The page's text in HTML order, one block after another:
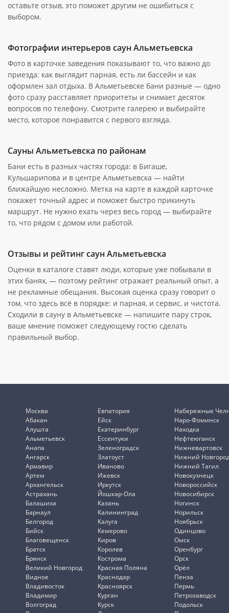
оставьте отзыв, это поможет другим не ошибиться с
выбором.
Фотографии интерьеров саун Альметьевска
Фото в карточке заведения показывают то, что важно до
приезда: как выглядит парная, есть ли бассейн и как
оформлен зал отдыха. В Альметьевске бани разные — одно
фото сразу расставляет приоритеты и снимает десяток
вопросов по телефону. Смотрите галерею и выбирайте
место, которое понравится с первого взгляда.
Сауны Альметьевска по районам
Бани есть в разных частях города: в Бигаше,
Кульшарипова и в центре Альметьевска — найти
ближайшую несложно. Метка на карте в каждой карточке
покажет точный адрес и поможет быстро прикинуть
маршрут. Не нужно ехать через весь город — выбирайте
то, что рядом с домом или работой.
Отзывы и рейтинг саун Альметьевска
Оценки в каталоге ставят люди, которые уже побывали в
этих банях, — поэтому рейтинг отражает реальный опыт, а
не рекламные обещания. Высокая оценка сразу говорит о
том, что здесь всё в порядке: и парная, и сервис, и чистота.
Сходили в сауну в Альметьевске — напишите пару строк,
ваше мнение поможет следующему гостю сделать
правильный выбор.
Москва
Абакан
Алушта
Альметьевск
Анапа
Ангарск
Армавир
Артем
Архангельск
Астрахань
Балашиха
Барнаул
Белгород
Бийск
Благовещенск
Братск
Брянск
Великий Новгород
Видное
Владивосток
Владимир
Волгоград
Евпатория
Ейск
Екатеринбург
Ессентуки
Зеленоградск
Златоуст
Иваново
Ижевск
Иркутск
Йошкар-Ола
Казань
Калининград
Калуга
Кемерово
Киров
Королев
Кострома
Красная Поляна
Краснодар
Красноярск
Курган
Курск
Набережные
Наро-Фоминск
Находка
Нефтеюганск
Нижневартовск
Нижний
Нижний Тагил
Новокузнецк
Новороссийск
Новосибирск
Ногинск
Норильск
Ноябрьск
Одинцово
Омск
Оренбург
Орск
Орёл
Пенза
Пермь
Петрозаводск
Подольск